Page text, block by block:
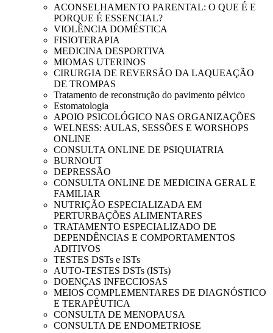
ACONSELHAMENTO PARENTAL: O QUE É E
PORQUE É ESSENCIAL?
VIOLÊNCIA DOMÉSTICA
FISIOTERAPIA
MEDICINA DESPORTIVA
MIOMAS UTERINOS
CIRURGIA DE REVERSÃO DA LAQUEAÇÃO
DE TROMPAS
Tratamento de reconstrução do pavimento pélvico
Estomatologia
APOIO PSICOLÓGICO NAS ORGANIZAÇÕES
WELNESS: AULAS, SESSÕES E WORSHOPS
ONLINE
CONSULTA ONLINE DE PSIQUIATRIA
BURNOUT
DEPRESSÃO
CONSULTA ONLINE DE MEDICINA GERAL E
FAMILIAR
NUTRIÇÃO ESPECIALIZADA EM
PERTURBAÇÕES ALIMENTARES
TRATAMENTO ESPECIALIZADO DE
DEPENDÊNCIAS E COMPORTAMENTOS
ADITIVOS
TESTES DSTs e ISTs
AUTO-TESTES DSTs (ISTs)
DOENÇAS INFECCIOSAS
MEIOS COMPLEMENTARES DE DIAGNÓSTICO
E TERAPÊUTICA
CONSULTA DE MENOPAUSA
CONSULTA DE ENDOMETRIOSE